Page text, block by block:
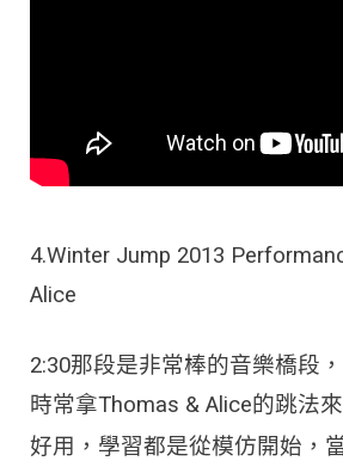
4.Winter Jump 2013
Alice
2:30那段是非常棒的音樂橋段
時常拿Thomas & Alice的跳法
好用， 學習都是從模仿開始，